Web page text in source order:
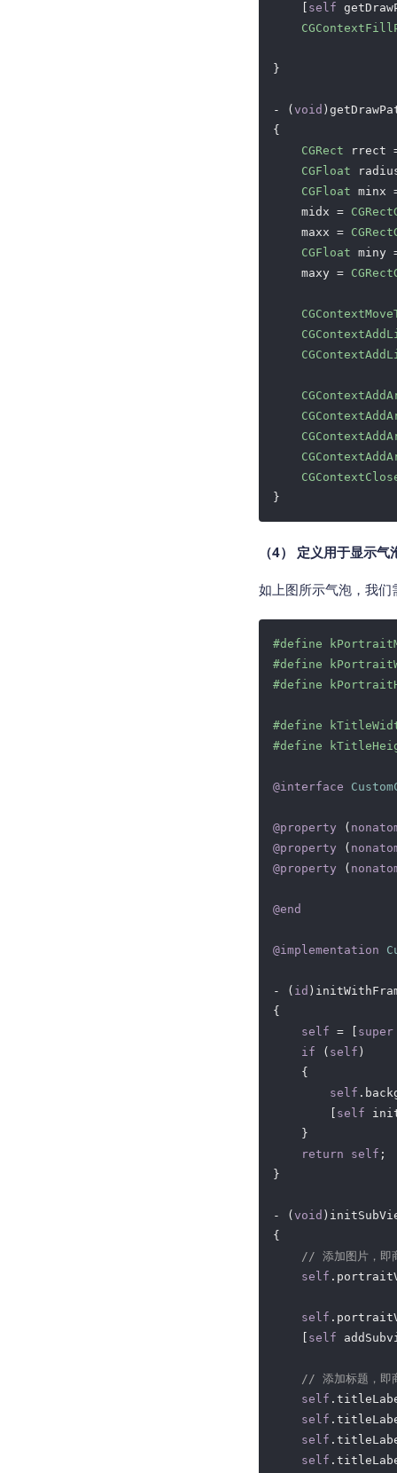
self
}
- ( void
{
CGRect rrect
CGFloat
CGFloat minx
    midx =
    maxx =
CGFloat miny
    maxy =
（4） 定义用于显示
如上图所示气泡，我
#define
#define
#define
#define
#define
@interface
@property (
@property (
@property (
@end
@implementation
- ( id
{
self = [ super
if ( self )
    {
self
self
    }
return
self ;
}
- ( void
{
// 添加图片，即
self
self
self
// 添加标题，即
self
self
self
self